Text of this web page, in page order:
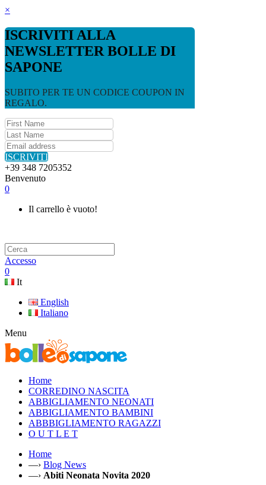
×
ISCRIVITI ALLA
NEWSLETTER BOLLE DI
SAPONE
SUBITO PER TE UN CODICE COUPON IN
REGALO.
ISCRIVITI
+39 348 7205352
Benvenuto
0
Il carrello è vuoto!
Accesso
0
It
English
Italiano
Menu
Home
CORREDINO NASCITA
ABBIGLIAMENTO NEONATI
ABBIGLIAMENTO BAMBINI
ABBBIGLIAMENTO RAGAZZI
O U T L E T
Home
—› Blog News
—› Abiti Neonata Novita 2020